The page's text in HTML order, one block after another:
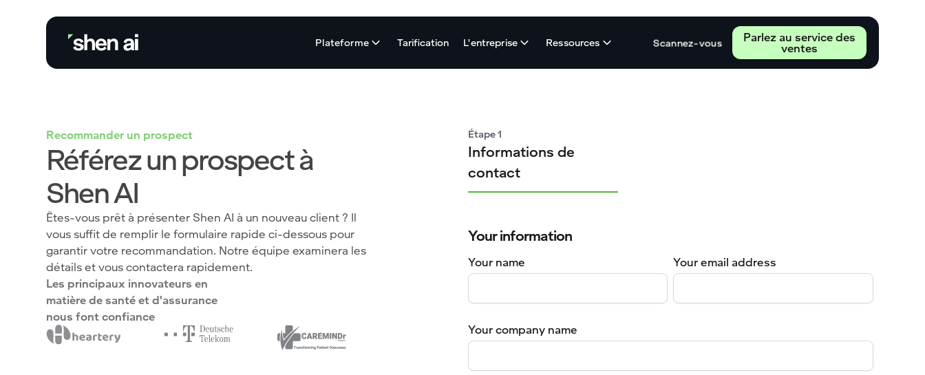
Plateforme Tarification L'entreprise Ressources Scannez-vous Parlez au service des
ventes
Recommander un prospect
Référez un prospect à
Shen AI
Êtes-vous prêt à présenter Shen AI à un nouveau client ? Il
vous suffit de remplir le formulaire rapide ci-dessous pour
garantir votre recommandation. Notre équipe examinera les
détails et vous contactera rapidement.
Les principaux innovateurs en
matière de santé et d'assurance
nous font confiance
Étape 1
Informations de
contact
Your information
Your name Your email address
Your company name